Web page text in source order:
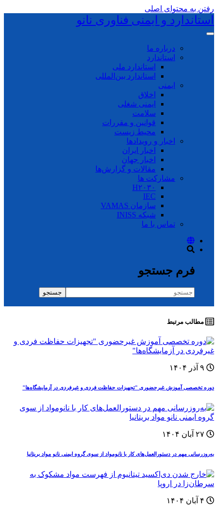
رفتن به محتوای اصلی
استاندارد و ایمنی فناوری نانو
درباره ما
استاندارد
استاندارد ملی
استاندارد بین‌المللی
ایمنی
اخلاق
ایمنی شغلی
سلامت
قوانین و مقررات
محیط زیست
اخبار و رویدادها
اخبار ایران
اخبار جهان
مقالات و گزارش‌ها
مشارکت ها
H۲۰۳۰
IEC
سازمان VAMAS
شبکه INISS
تماس با ما
فرم جستجو
جستجو
مطالب مرتبط
دوره‌ تخصصی آموزش غيرحضوری "تجهیزات حفاظت فردی و غیرفردی در آزمایشگاه‌ها"
به‌روزرسانی مهم در دستورالعمل‌های کار با نانومواد از سوی گروه ایمنی نانو مواد بریتانیا